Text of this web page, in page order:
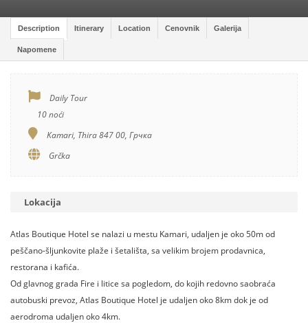
Description Itinerary Location Cenovnik Galerija
Napomene
Daily Tour
10 noći
Kamari, Thira 847 00, Грчка
Grčka
Lokacija
Atlas Boutique Hotel se nalazi u mestu Kamari, udaljen je oko 50m od
peščano-šljunkovite plaže i šetališta, sa velikim brojem prodavnica,
restorana i kafića.
Od glavnog grada Fire i litice sa pogledom, do kojih redovno saobraća
autobuski prevoz, Atlas Boutique Hotel je udaljen oko 8km dok je od
aerodroma udaljen oko 4km.